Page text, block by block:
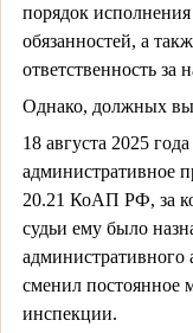
порядок
обязанностей, а
ответственность за
Однако, должных
18 августа 2025
административное
20.21 КоАП РФ, за
судьи ему было
административного
сменил постоянное
инспекции.